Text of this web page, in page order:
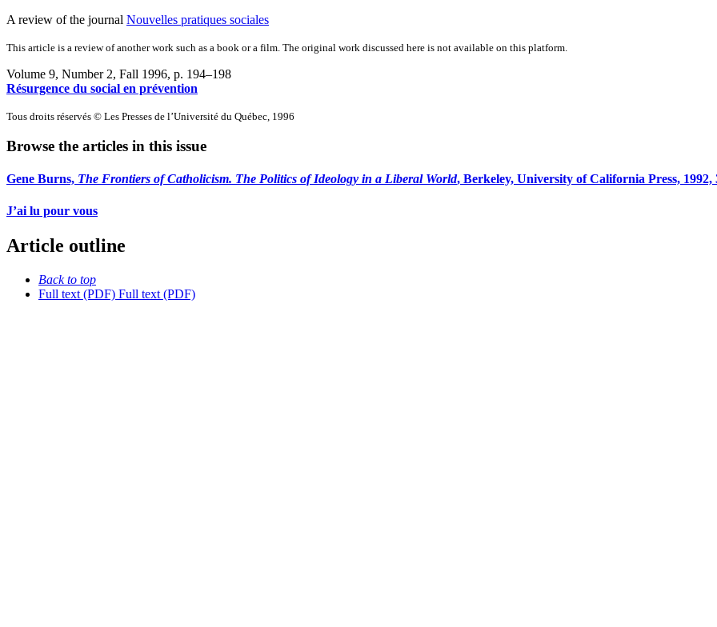
A review of the journal Nouvelles pratiques sociales
This article is a review of another work such as a book or a film. The original work discussed here is not available on this platform.
Volume 9, Number 2, Fall 1996, p. 194–198
Résurgence du social en prévention
Tous droits réservés © Les Presses de l’Université du Québec, 1996
Browse the articles in this issue
Gene Burns, The Frontiers of Catholicism. The Politics of Ideology in a Liberal World, Berkeley, University of California Press, 1992,
J’ai lu pour vous
Article outline
Back to top
Full text (PDF) Full text (PDF)